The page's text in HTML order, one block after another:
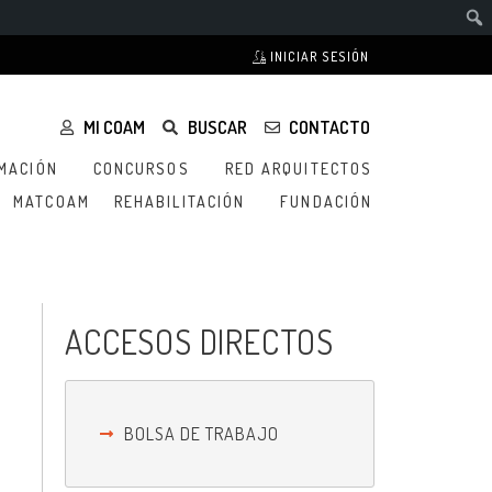
INICIAR SESIÓN
MI COAM BUSCAR CONTACTO
CONCURSOS
RED ARQUITECTOS
MATCOAM REHABILITACIÓN FUNDACIÓN
ACCESOS DIRECTOS
BOLSA DE TRABAJO